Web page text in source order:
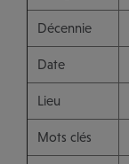
Décennie
Date
Lieu
Mots clés